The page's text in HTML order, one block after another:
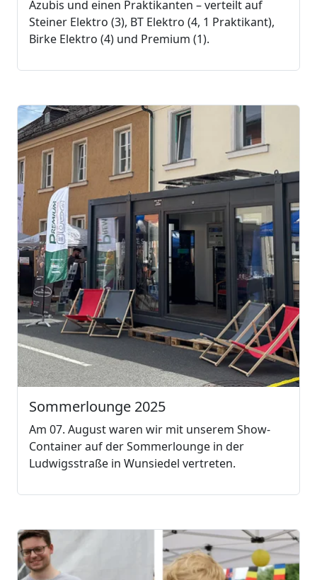
Azubis und einen Praktikanten – verteilt auf
Steiner Elektro (3), BT Elektro (4, 1 Praktikant),
Birke Elektro (4) und Premium (1).
Sommerlounge 2025
Am 07. August waren wir mit unserem Show-
Container auf der Sommerlounge in der
Ludwigsstraße in Wunsiedel vertreten.